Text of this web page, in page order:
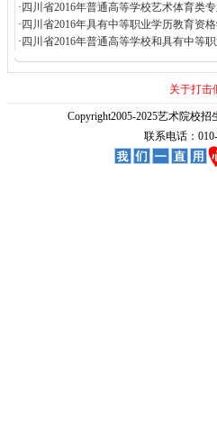
· 四川省2016年普通高等学校艺术体育类
· 四川省2016年具有中等职业学历教育资
· 四川省2016年普通高等学校和具有中等
关于打击
Copyright2005-2025艺术院校招
联系电话：